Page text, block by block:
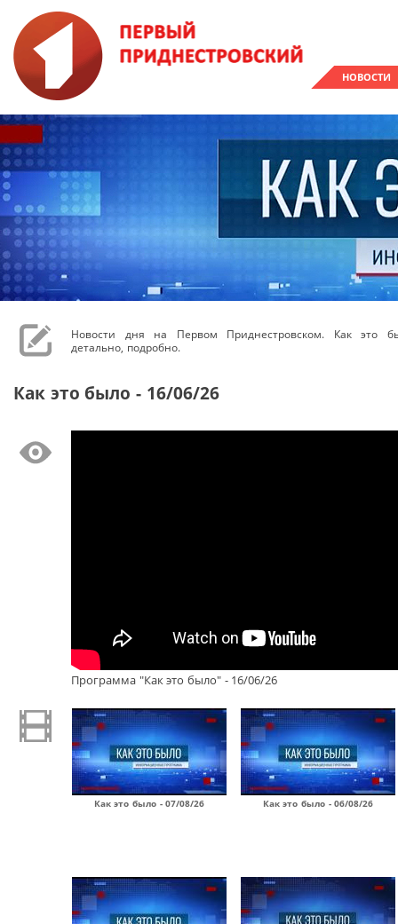
НОВОСТИ
Новости дня на Первом Приднестровском. Как это
детально, подробно.
Как это было - 16/06/26
Программа "Как это было" - 16/06/26
Как это было - 07/08/26 Как это было - 06/08/26